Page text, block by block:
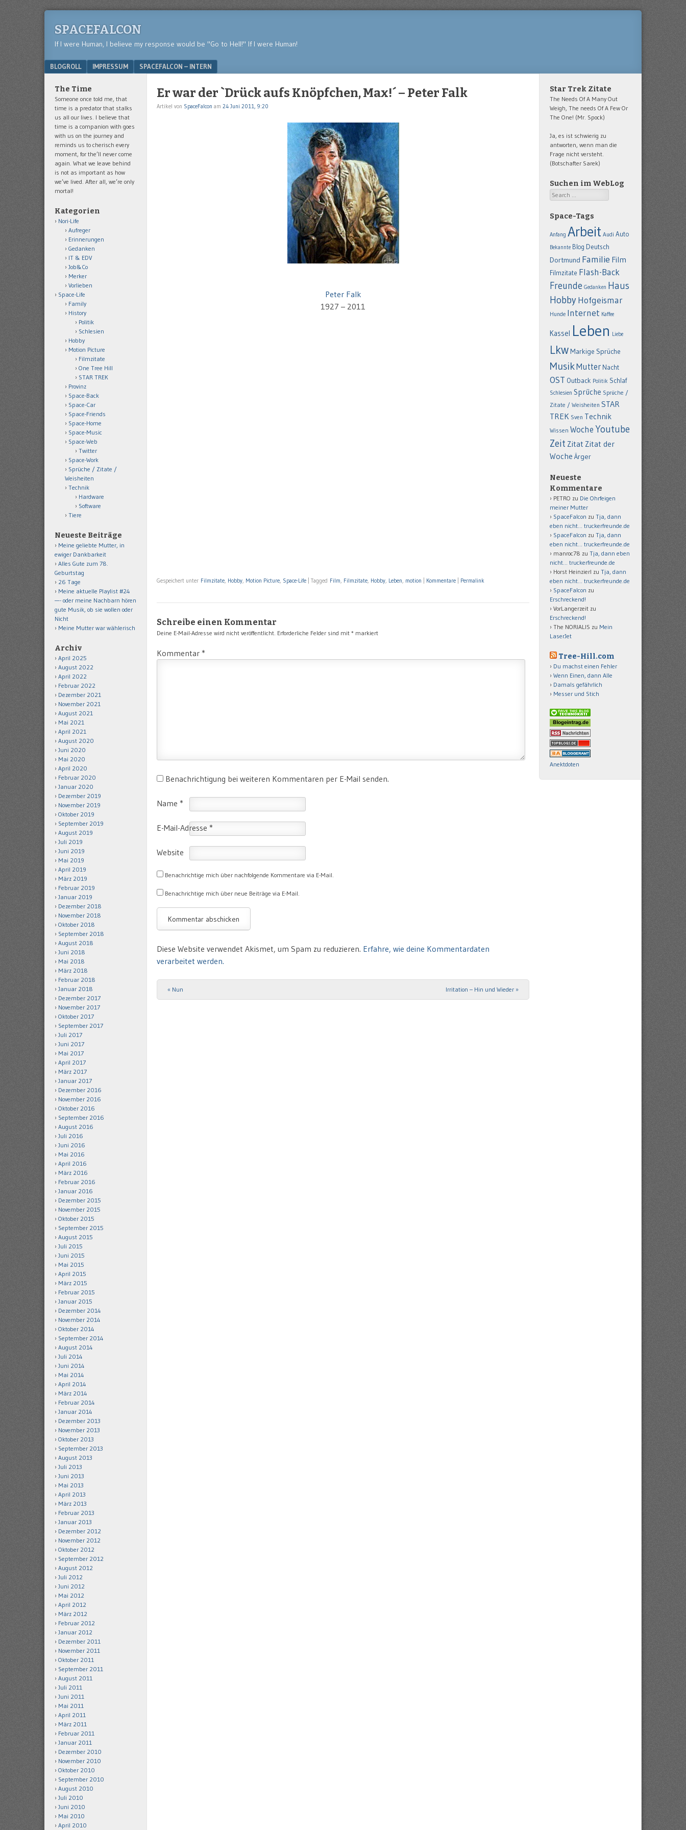
SPACEFALCON
If I were Human, I believe my response would be "Go to Hell!" If I were Human!
Menu
SKIP TO CONTENT
BLOGROLL IMPRESSUM SPACEFALCON – INTERN
Er war der `Drück aufs Knöpfchen, Max!´ – Peter Falk
Artikel von SpaceFalcon am 24 Juni 2011, 9:20
Peter Falk
1927 – 2011
Gespeichert unter Filmzitate, Hobby, Motion Picture, Space-Life Tagged Film, Filmzitate, Hobby, Leben, motion Kommentare Permalink
Schreibe einen Kommentar
Deine E-Mail-Adresse wird nicht veröffentlicht. Erforderliche Felder sind mit * markiert
Kommentar *
Benachrichtigung bei weiteren Kommentaren per E-Mail senden.
Name *
E-Mail-Adresse *
Website
Benachrichtige mich über nachfolgende Kommentare via E-Mail.
Benachrichtige mich über neue Beiträge via E-Mail.
Diese Website verwendet Akismet, um Spam zu reduzieren. Erfahre, wie deine Kommentardaten
verarbeitet werden.
Post navigation
« Nun Irritation – Hin und Wieder »
The Time
Someone once told me, that
time is a predator that stalks
us all our lives. I believe that
time is a companion with goes
with us on the journey and
reminds us to cherisch every
moment, for the’ll never come
again. What we leave behind
is not as important as how
we’ve lived. After all, we’re only
mortal!
Kategorien
Nori-Life
Aufreger
Erinnerungen
Gedanken
IT & EDV
Job&Co
Merker
Vorlieben
Space-Life
Family
History
Politik
Schlesien
Hobby
Motion Picture
Filmzitate
One Tree Hill
STAR TREK
Provinz
Space-Back
Space-Car
Space-Friends
Space-Home
Space-Music
Space-Web
Twitter
Space-Work
Sprüche / Zitate /
Weisheiten
Technik
Hardware
Software
Tiere
Neueste Beiträge
Meine geliebte Mutter, in
ewiger Dankbarkeit
Alles Gute zum 78.
Geburtstag
26 Tage
Meine aktuelle Playlist #24
—- oder meine Nachbarn hören
gute Musik, ob sie wollen oder
Nicht
Meine Mutter war wählerisch
Archiv
April 2025
August 2022
April 2022
Februar 2022
Dezember 2021
November 2021
August 2021
Mai 2021
April 2021
August 2020
Juni 2020
Mai 2020
April 2020
Februar 2020
Januar 2020
Dezember 2019
November 2019
Oktober 2019
September 2019
August 2019
Juli 2019
Juni 2019
Mai 2019
April 2019
März 2019
Februar 2019
Januar 2019
Dezember 2018
November 2018
Oktober 2018
September 2018
August 2018
Juni 2018
Mai 2018
März 2018
Februar 2018
Januar 2018
Dezember 2017
November 2017
Oktober 2017
September 2017
Juli 2017
Juni 2017
Mai 2017
April 2017
März 2017
Januar 2017
Dezember 2016
November 2016
Oktober 2016
September 2016
August 2016
Juli 2016
Juni 2016
Mai 2016
April 2016
März 2016
Februar 2016
Januar 2016
Dezember 2015
November 2015
Oktober 2015
September 2015
August 2015
Juli 2015
Juni 2015
Mai 2015
April 2015
März 2015
Februar 2015
Januar 2015
Dezember 2014
November 2014
Oktober 2014
September 2014
August 2014
Juli 2014
Juni 2014
Mai 2014
April 2014
März 2014
Februar 2014
Januar 2014
Dezember 2013
November 2013
Oktober 2013
September 2013
August 2013
Juli 2013
Juni 2013
Mai 2013
April 2013
März 2013
Februar 2013
Januar 2013
Dezember 2012
November 2012
Oktober 2012
September 2012
August 2012
Juli 2012
Juni 2012
Mai 2012
April 2012
März 2012
Februar 2012
Januar 2012
Dezember 2011
November 2011
Oktober 2011
September 2011
August 2011
Juli 2011
Juni 2011
Mai 2011
April 2011
März 2011
Februar 2011
Januar 2011
Dezember 2010
November 2010
Oktober 2010
September 2010
August 2010
Juli 2010
Juni 2010
Mai 2010
April 2010
Star Trek Zitate
The Needs Of A Many Out
Weigh, The needs Of A Few Or
The One! (Mr. Spock)
Ja, es ist schwierig zu
antworten, wenn man die
Frage nicht versteht.
(Botschafter Sarek)
Suchen im WebLog
Search
Space-Tags
Anfang Arbeit Audi Auto
Bekannte Blog Deutsch
Dortmund Familie Film
Filmzitate Flash-Back
Freunde Gedanken Haus
HobbyHofgeismar
Hunde Internet Kaffee
Kassel Leben Liebe
LkwMarkige Sprüche
MusikMutter Nacht
OST Outback Politik Schlaf
Schlesien Sprüche Sprüche /
Zitate / Weisheiten STAR
TREK Sven Technik
Wissen Woche Youtube
Zeit Zitat Zitat der
Woche Ärger
Neueste
Kommentare
PETRO zu Die Ohrfeigen
meiner Mutter
SpaceFalcon zu Tja, dann
eben nicht… truckerfreunde.de
SpaceFalcon zu Tja, dann
eben nicht… truckerfreunde.de
manroc78 zu Tja, dann eben
nicht… truckerfreunde.de
Horst Heinzierl zu Tja, dann
eben nicht… truckerfreunde.de
SpaceFalcon zu
Erschreckend!
VorLangerzeit zu
Erschreckend!
The NORIALIS zu Mein
LaserJet
Tree-Hill.com
Du machst einen Fehler
Wenn Einen, dann Alle
Damals gefährlich
Messer und Stich
Anektdoten